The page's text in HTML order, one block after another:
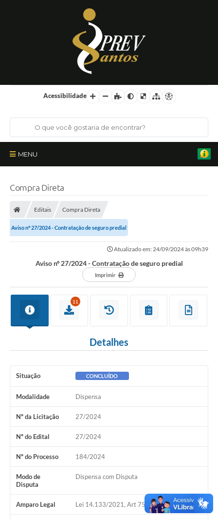
Acessibilidade
MENU
Investimentos
Compra Direta
Editais Compra Direta
Aviso nº 27/2024 - Contratação de seguro predial
Atualizado em: 24/09/2024 às 09h39
Aviso nº 27/2024 - Contratação de seguro predial
Imprimir
11
Detalhes
Situação CONCLUÍDO
Modalidade Dispensa
Nº da Licitação 27/2024
Nº do Edital 27/2024
Nº do Processo 184/2024
Modo de
Disputa
Dispensa com Disputa
Amparo Legal Lei 14.133/2021, Art 75, II